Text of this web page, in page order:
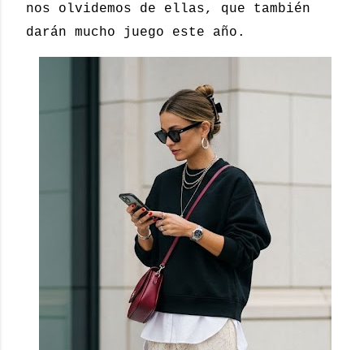
nos olvidemos de ellas, que también
darán mucho juego este año.